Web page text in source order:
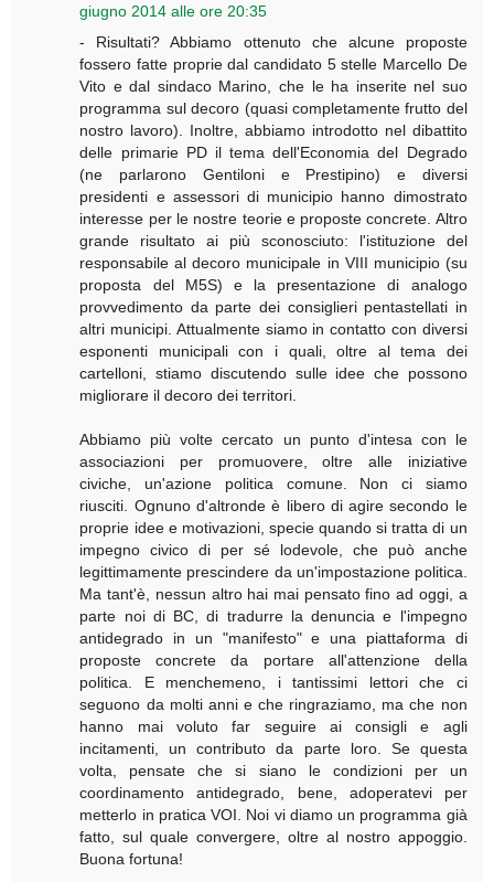
giugno 2014 alle ore 20:35
- Risultati? Abbiamo ottenuto che alcune proposte
fossero fatte proprie dal candidato 5 stelle Marcello De
Vito e dal sindaco Marino, che le ha inserite nel suo
programma sul decoro (quasi completamente frutto del
nostro lavoro). Inoltre, abbiamo introdotto nel dibattito
delle primarie PD il tema dell'Economia del Degrado
(ne parlarono Gentiloni e Prestipino) e diversi
presidenti e assessori di municipio hanno dimostrato
interesse per le nostre teorie e proposte concrete. Altro
grande risultato ai più sconosciuto: l'istituzione del
responsabile al decoro municipale in VIII municipio (su
proposta del M5S) e la presentazione di analogo
provvedimento da parte dei consiglieri pentastellati in
altri municipi. Attualmente siamo in contatto con diversi
esponenti municipali con i quali, oltre al tema dei
cartelloni, stiamo discutendo sulle idee che possono
migliorare il decoro dei territori.
Abbiamo più volte cercato un punto d'intesa con le
associazioni per promuovere, oltre alle iniziative
civiche, un'azione politica comune. Non ci siamo
riusciti. Ognuno d'altronde è libero di agire secondo le
proprie idee e motivazioni, specie quando si tratta di un
impegno civico di per sé lodevole, che può anche
legittimamente prescindere da un'impostazione politica.
Ma tant'è, nessun altro hai mai pensato fino ad oggi, a
parte noi di BC, di tradurre la denuncia e l'impegno
antidegrado in un "manifesto" e una piattaforma di
proposte concrete da portare all'attenzione della
politica. E menchemeno, i tantissimi lettori che ci
seguono da molti anni e che ringraziamo, ma che non
hanno mai voluto far seguire ai consigli e agli
incitamenti, un contributo da parte loro. Se questa
volta, pensate che si siano le condizioni per un
coordinamento antidegrado, bene, adoperatevi per
metterlo in pratica VOI. Noi vi diamo un programma già
fatto, sul quale convergere, oltre al nostro appoggio.
Buona fortuna!